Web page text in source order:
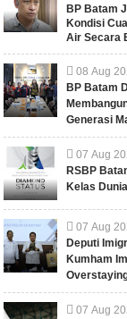
BP Batam
Kondisi
Air Secara
08 Aug
BP Batam
Generasi
07 Aug
RSBP
Kelas
07 Aug
Deputi
Kumham
07 Aug